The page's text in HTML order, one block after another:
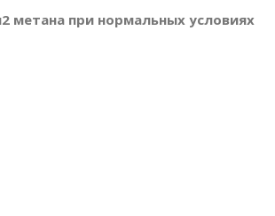
метана при нормальных условиях